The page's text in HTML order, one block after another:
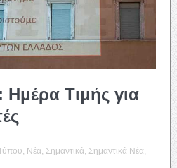
Ημέρα Τιμής για
Νέα Σημαντικά Σημαντικά Νέα